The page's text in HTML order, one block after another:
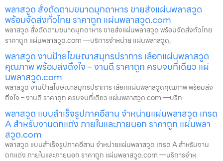
พลาสวูด สั่งตัดตามขนาดมุกดาหาร ขายส่งแผ่นพลาสวูด
พร้อมจัดส่งทั่วไทย ราคาถูก แผ่นพลาสวูด.com
พลาสวูด สั่งตัดตามขนาดมุกดาหาร ขายส่งแผ่นพลาสวูด พร้อมจัดส่งทั่วไทย
ราคาถูก แผ่นพลาสวูด.com —บริการจำหน่าย แผ่นพลาสวูด,
พลาสวูด งานป้ายโฆษณาสมุทรปราการ เลือกแผ่นพลาสวูด
คุณภาพ พร้อมส่งถึงใจ – งานดี ราคาถูก ครบจบที่เดียว แผ่
นพลาสวูด.com
พลาสวูด งานป้ายโฆษณาสมุทรปราการ เลือกแผ่นพลาสวูดคุณภาพ พร้อมส่ง
ถึงใจ – งานดี ราคาถูก ครบจบที่เดียว แผ่นพลาสวูด.com —บริก
พลาสวูด แบบสำเร็จรูปภาคอีสาน จำหน่ายแผ่นพลาสวูด เกรด
A สำหรับงานตกแต่ง ภายในและภายนอก ราคาถูก แผ่นพลา
สวูด.com
พลาสวูด แบบสำเร็จรูปภาคอีสาน จำหน่ายแผ่นพลาสวูด เกรด A สำหรับงาน
ตกแต่ง ภายในและภายนอก ราคาถูก แผ่นพลาสวูด.com —บริการจำห